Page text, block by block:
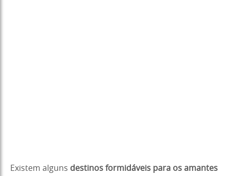
Existem alguns destinos formidáveis para os amantes